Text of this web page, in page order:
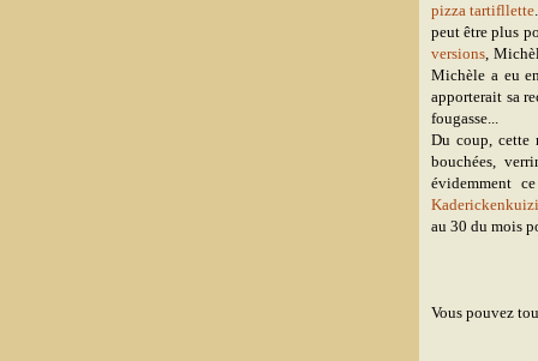
pizza tartifllette
peut être plus
versions,
Michèle a eu
apporterait sa
fougasse...
Du coup, cette
bouchées,
évidemment
au 30 du mois
Vous pouvez